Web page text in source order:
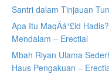
Santri dalam Tinjauan
Apa Itu MaqÄá¹£id
Mendalam – Erectial
Mbah Riyan Ulama
Haus Pengakuan –